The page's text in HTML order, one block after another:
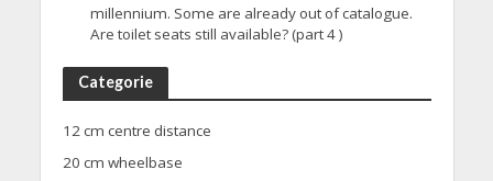
millennium. Some are already out of catalogue.
Are toilet seats still available? (part 4 )
Categorie
12 cm centre distance
20 cm wheelbase